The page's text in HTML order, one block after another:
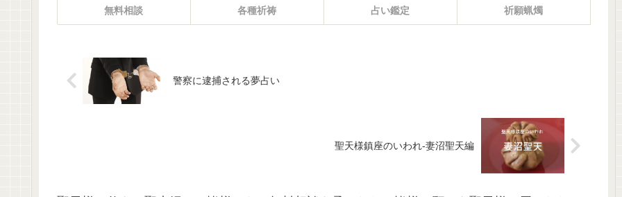
無料相談 各種祈祷 占い鑑定 祈願蝋燭
警察に逮捕される夢占い
聖天様鎮座のいわれ-妻沼聖天編